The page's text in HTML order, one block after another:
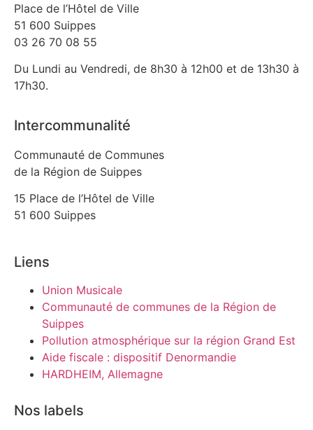
Place de l’Hôtel de Ville
51 600 Suippes
03 26 70 08 55
Du Lundi au Vendredi, de 8h30 à 12h00 et de 13h30 à
17h30.
Intercommunalité
Communauté de Communes
de la Région de Suippes
15 Place de l’Hôtel de Ville
51 600 Suippes
Liens
Union Musicale
Communauté de communes de la Région de
Suippes
Pollution atmosphérique sur la région Grand Est
Aide fiscale : dispositif Denormandie
HARDHEIM, Allemagne
Nos labels